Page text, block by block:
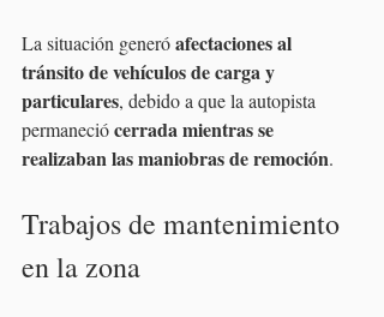
La situación generó afectaciones al
tránsito de vehículos de carga y
particulares, debido a que la autopista
permaneció cerrada mientras se
realizaban las maniobras de remoción.
Trabajos de mantenimiento
en la zona